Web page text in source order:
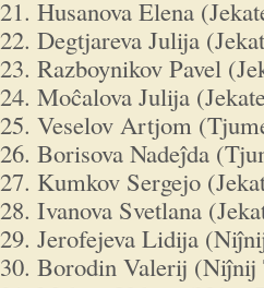
21. Husanova Elena
22. Degtjareva Julija
23. Razboynikov Pavel
24. Moĉalova Julija
25. Veselov Artjom
26. Borisova Nadeĵda
27. Kumkov Sergejo
28. Ivanova Svetlana
29. Jerofejeva Lidija
30. Borodin Valerij (Niĵnij